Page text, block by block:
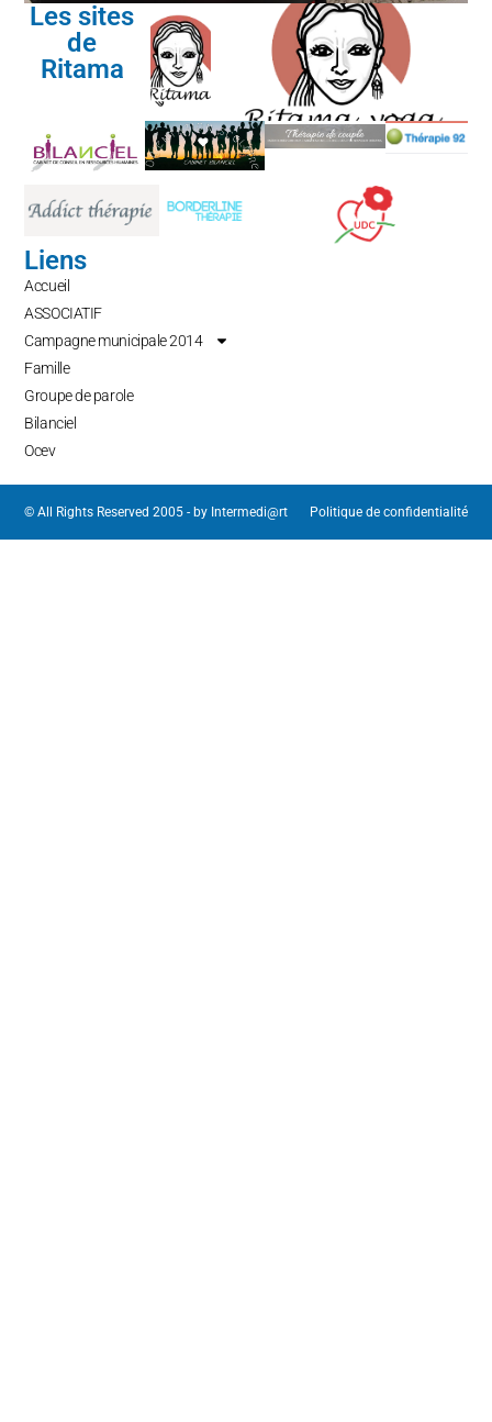
Les sites
de
Ritama
Liens
Accueil
ASSOCIATIF
Campagne municipale 2014
Famille
Groupe de parole
Bilanciel
Ocev
© All Rights Reserved 2005 - by Intermedi@rt Politique de confidentialité